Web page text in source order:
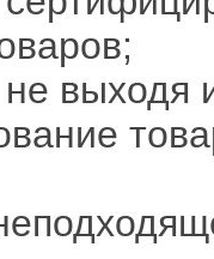
не